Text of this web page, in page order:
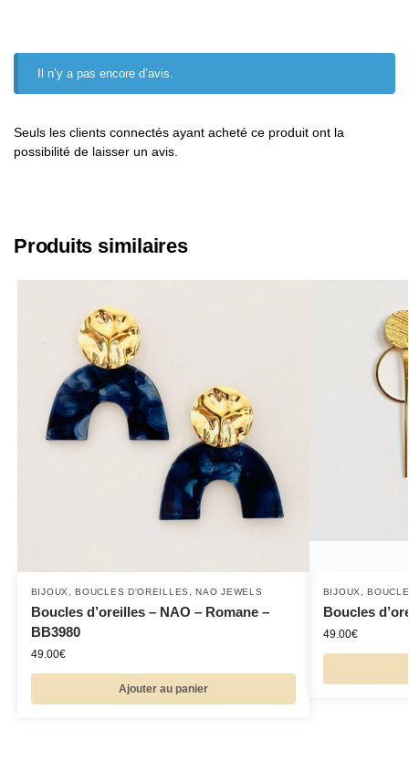
Il n’y a pas encore d’avis.
Seuls les clients connectés ayant acheté ce produit ont la
possibilité de laisser un avis.
Produits similaires
BIJOUX ,BOUCLES D'OREILLES ,NAO JEWELS
Boucles d’oreilles – NAO – Romane –
BB3980
49.00€
Ajouter au panier
BIJOUX ,
Boucles
49.00€